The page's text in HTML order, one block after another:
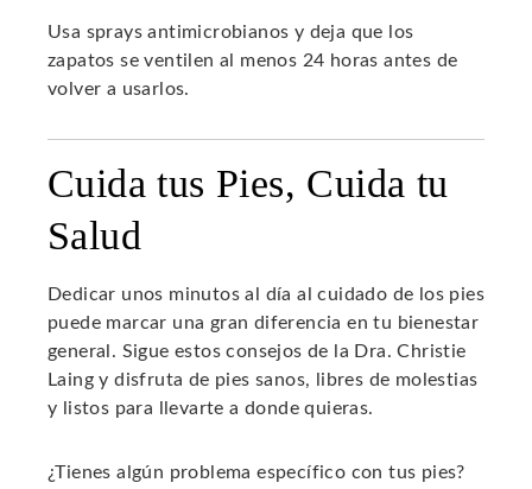
Usa sprays antimicrobianos y deja que los
zapatos se ventilen al menos 24 horas antes de
volver a usarlos.
Cuida tus Pies, Cuida tu
Salud
Dedicar unos minutos al día al cuidado de los pies
puede marcar una gran diferencia en tu bienestar
general. Sigue estos consejos de la Dra. Christie
Laing y disfruta de pies sanos, libres de molestias
y listos para llevarte a donde quieras.
¿Tienes algún problema específico con tus pies?